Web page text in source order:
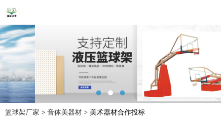
篮球架厂家 > 音体美器材 > 美术器材合作投标